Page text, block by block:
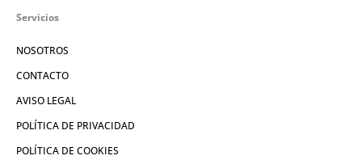
Servicios
NOSOTROS
CONTACTO
AVISO LEGAL
POLÍTICA DE PRIVACIDAD
POLÍTICA DE COOKIES